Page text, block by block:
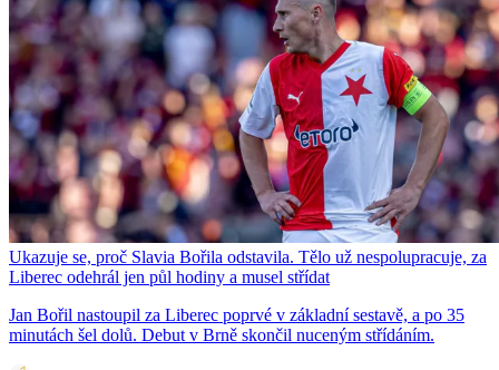
Ukazuje se, proč Slavia Bořila odstavila. Tělo už nespolupracuje, za
Liberec odehrál jen půl hodiny a musel střídat
Jan Bořil nastoupil za Liberec poprvé v základní sestavě, a po 35
minutách šel dolů. Debut v Brně skončil nuceným střídáním.